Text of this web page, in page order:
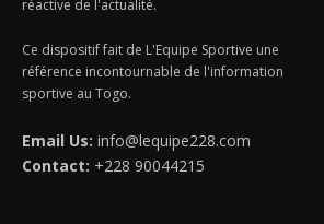
réactive de l'actualité.
Ce dispositif fait de L'Equipe Sportive une
référence incontournable de l'information
sportive au Togo.
Email Us: info@lequipe228.com
Contact: +228 90044215